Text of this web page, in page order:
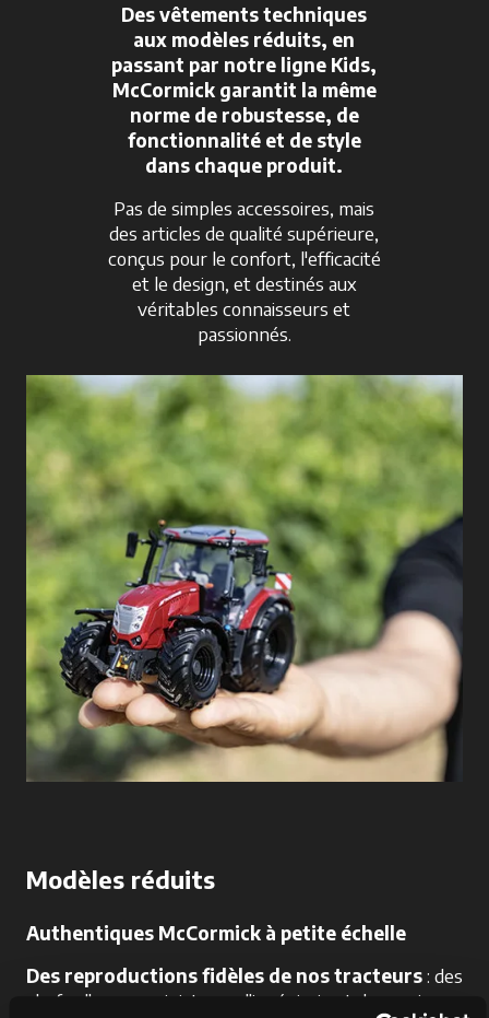
Des vêtements techniques
aux modèles réduits, en
passant par notre ligne Kids,
McCormick garantit la même
norme de robustesse, de
fonctionnalité et de style
dans chaque produit.
Pas de simples accessoires, mais
des articles de qualité supérieure,
conçus pour le confort, l'efficacité
et le design, et destinés aux
véritables connaisseurs et
passionnés.
Modèles réduits
Authentiques McCormick à petite échelle
Des reproductions fidèles de nos tracteurs: des
chefs-d'œuvre miniatures d'ingénierie et de passion,